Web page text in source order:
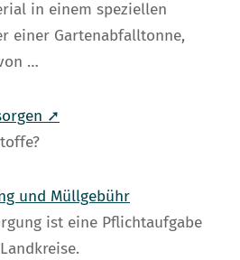
in einem speziellen
einer Gartenabfalltonne,
…
➚
und Müllgebühr
ist eine Pflichtaufgabe